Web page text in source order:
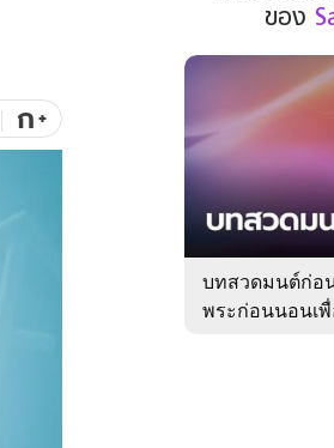
ดูทีวี
WeTV
ก+
ใน
รอบ
ของ
Sanook
ดูด
ของ
บทสวดมนต์ก่อ
พระก่อนนอนเ